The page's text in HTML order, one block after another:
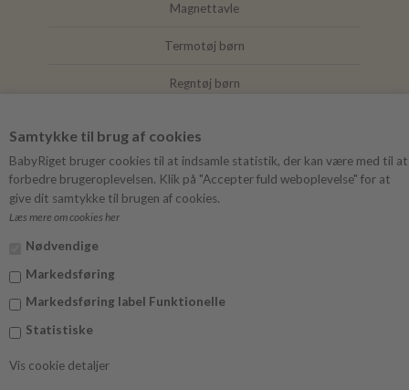
Samtykke til brug af cookies
BabyRiget bruger cookies til at indsamle statistik, der kan være med til at
forbedre brugeroplevelsen. Klik på "Accepter fuld weboplevelse" for at
give dit samtykke til brugen af cookies.
Læs mere om cookies her
Nødvendige
Markedsføring
Markedsføring label Funktionelle
Statistiske
Vis cookie detaljer
Magnettavle
Termotøj børn
Regntøj børn
Mushie
Facebook